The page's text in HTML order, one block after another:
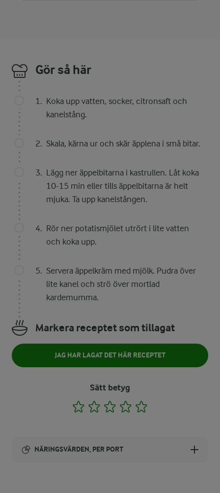
Gör så här
Koka upp vatten, socker, citronsaft och
kanelstång.
Skala, kärna ur och skär äpplena i små bitar.
Lägg ner äppelbitarna i kastrullen. Låt koka
10-15 min eller tills äppelbitarna är helt
mjuka. Ta upp kanelstången.
Rör ner potatismjölet utrört i lite vatten
och koka upp.
Servera äppelkräm med mjölk. Pudra över
lite kanel och strö över mortlad
kardemumma.
Markera receptet som tillagat
JAG HAR LAGAT DET HÄR RECEPTET
Sätt betyg
1 2 3 4
NÄRINGSVÄRDEN, PER PORT